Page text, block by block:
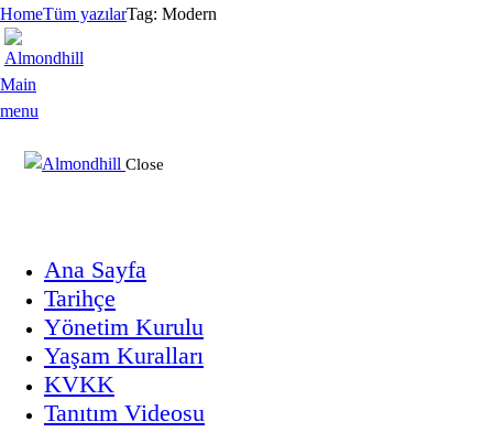
HomeTüm yazılarTag: Modern
Main
menu
Close
Ana Sayfa
Tarihçe
Yönetim Kurulu
Yaşam Kuralları
KVKK
Tanıtım Videosu